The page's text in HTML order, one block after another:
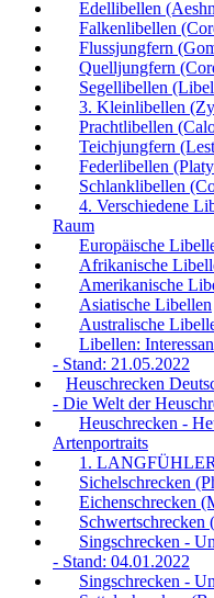
Edellibellen
Falkenlibellen
Flussjungfern
Quelljungfern
Segellibellen
3. Kleinlibellen
Prachtlibellen
Teichjungfern
Federlibellen
Schlanklibellen
4. Verschiedene
Raum
Europäische
Afrikanische
Amerikanische
Asiatische Libellen
Australische
Libellen:
- Stand: 21.05.2022
Heuschrecken
- Die Welt der
Heuschrecken -
Artenportraits
1.
Sichelschrecken
Eichenschrecken
Schwertschrecken
Singschrecken -
- Stand: 04.01.2022
Singschrecken -